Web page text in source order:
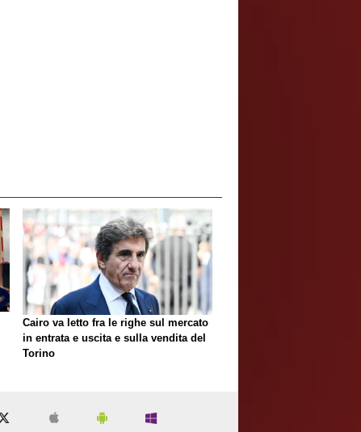
Cairo va letto fra le righe sul mercato
in entrata e uscita e sulla vendita del
Torino